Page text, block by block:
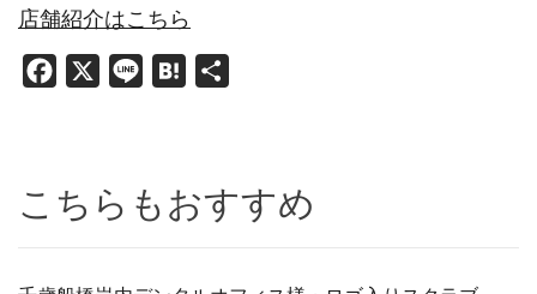
店舗紹介はこちら
Facebook
X Line Hatena
こちらもおすすめ